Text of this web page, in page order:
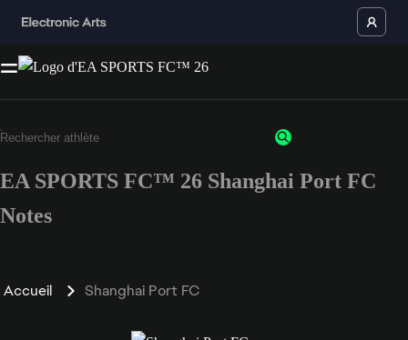
EA SPORTS FC™ 26 Shanghai Port FC
Notes
Accueil Shanghai Port FC